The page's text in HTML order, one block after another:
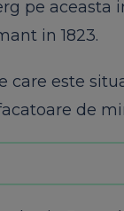
pe aceasta
in 1823.
care este
de